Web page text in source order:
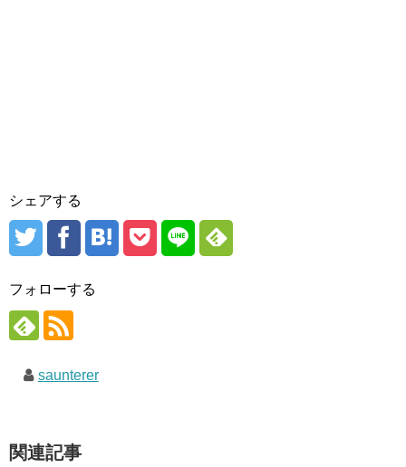
シェアする
フォローする
saunterer
関連記事